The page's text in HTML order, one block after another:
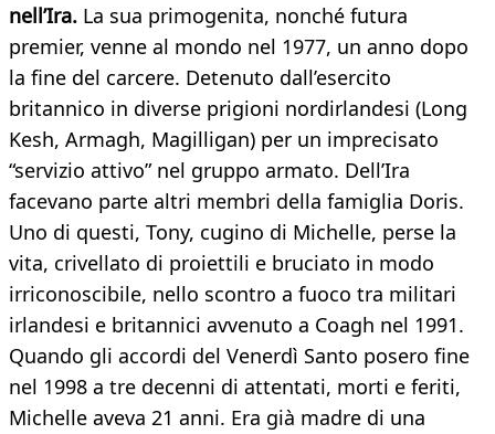
nell’Ira. La sua primogenita, nonché futura
premier, venne al mondo nel 1977, un anno dopo
la fine del carcere. Detenuto dall’esercito
britannico in diverse prigioni nordirlandesi (Long
Kesh, Armagh, Magilligan) per un imprecisato
“servizio attivo” nel gruppo armato. Dell’Ira
facevano parte altri membri della famiglia Doris.
Uno di questi, Tony, cugino di Michelle, perse la
vita, crivellato di proiettili e bruciato in modo
irriconoscibile, nello scontro a fuoco tra militari
irlandesi e britannici avvenuto a Coagh nel 1991.
Quando gli accordi del Venerdì Santo posero fine
nel 1998 a tre decenni di attentati, morti e feriti,
Michelle aveva 21 anni. Era già madre di una